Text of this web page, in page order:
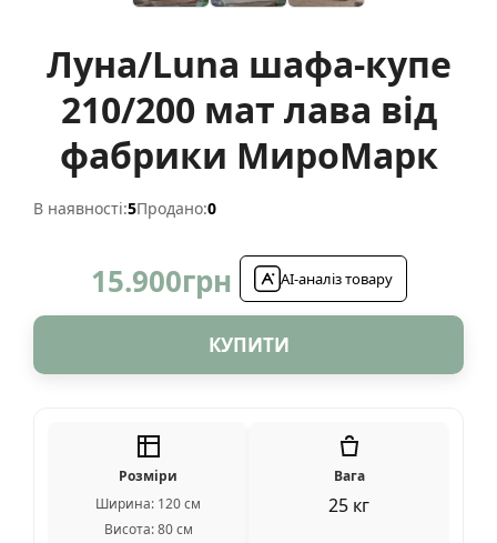
Луна/Luna шафа-купе
210/200 мат лава від
фабрики МироМарк
В наявності:5Продано:0
15.900грн AI-аналіз товару
КУПИТИ
Розміри
Ширина: 120 см
Висота: 80 см
Вага
25 кг